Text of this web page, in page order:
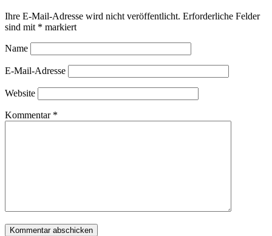
Ihre E-Mail-Adresse wird nicht veröffentlicht. Erforderliche Felder
sind mit * markiert
Name
E-Mail-Adresse
Website
Kommentar *